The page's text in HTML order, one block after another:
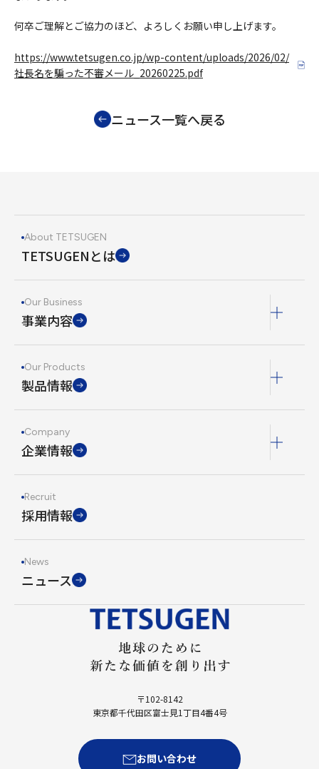
何卒ご理解とご協力のほど、よろしくお願い申し上げます。
https://www.tetsugen.co.jp/wp-content/uploads/2026/02/
社長名を騙った不審メール_20260225.pdf
ニュース一覧へ戻る
〒102-8142
東京都千代田区富士見1丁目4番4号
お問い合わせ
About TETSUGEN
TETSUGENとは
Our Business
事業内容
Our Products
製品情報
Company
企業情報
Recruit
採用情報
News
ニュース